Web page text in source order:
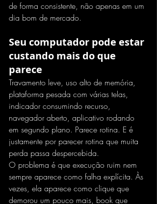
de forma consistente, não apenas em um
dia bom de mercado.
Seu computador pode estar
custando mais do que
parece
Travamento leve, uso alto de memória,
plataforma pesada com várias telas,
indicador consumindo recurso,
navegador aberto, aplicativo rodando
em segundo plano. Parece rotina. E é
justamente por parecer rotina que muita
perda passa despercebida.
O problema é que execução ruim nem
sempre aparece como falha explícita. Às
vezes, ela aparece como clique que
demorou um pouco mais, book que